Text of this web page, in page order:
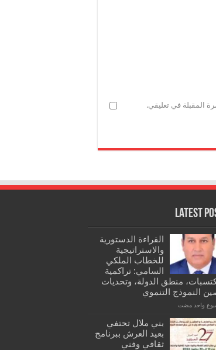
المقبلة في تعليقي.
Latest
القراءة الدستورية
والاستراتيجية
للخطاب الملكي
السامي: تراكمية
منطق الدولة، وتحديات
النموذج التنموي
واحد مضت
بني ملال تحتفي
بعيد العرش ببرنامج
ثقافي وفني